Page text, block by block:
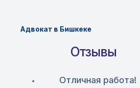
Адвокат в Бишкеке
Отзывы
Отличная работа!